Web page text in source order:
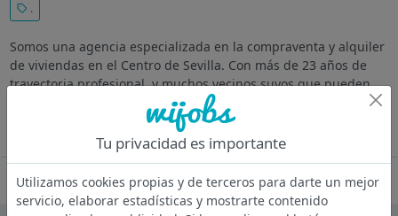
.
Somos una agencia especializada en la compraventa y alquiler
de viviendas en el Centro de Sevilla. Con más de 23 años de
trayectoria profesional, y muchos vecinos suyos que pueden
confirmar su satisfacción con nuestra atención. Tareas
Oferta desactivada
Tu privacidad es importante
Utilizamos cookies propias y de terceros para darte un mejor
servicio, elaborar estadísticas y mostrarte contenido